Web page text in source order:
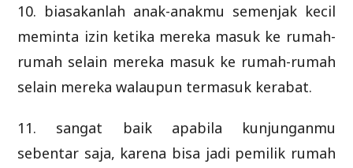
10. biasakanlah anak-anakmu semenjak kecil
meminta izin ketika mereka masuk ke rumah-
rumah selain mereka masuk ke rumah-rumah
selain mereka walaupun termasuk kerabat.
11. sangat baik apabila kunjunganmu
sebentar saja, karena bisa jadi pemilik rumah